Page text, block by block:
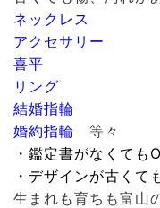
ネックレス
アクセサリー
喜平
リング
結婚指輪
婚約指輪 等々
・鑑定書がなくても
・デザインが古くて
生まれも育ちも富山